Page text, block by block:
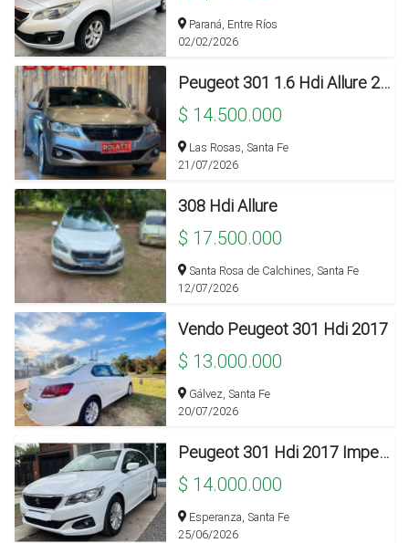
Paraná, Entre Ríos
02/02/2026
Peugeot 301 1.6 Hdi Allure 2018
$ 14.500.000
Las Rosas, Santa Fe
21/07/2026
308 Hdi Allure
$ 17.500.000
Santa Rosa de Calchines, Santa Fe
12/07/2026
Vendo Peugeot 301 Hdi 2017
$ 13.000.000
Gálvez, Santa Fe
20/07/2026
Peugeot 301 Hdi 2017 Impecable
$ 14.000.000
Esperanza, Santa Fe
25/06/2026